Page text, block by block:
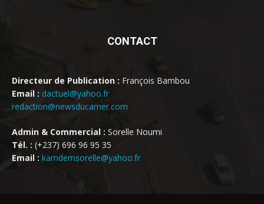
CONTACT
Directeur de Publication : François Bambou
Email : dactuel@yahoo.fr
redaction@newsducamer.com
Admin & Commercial : Sorelle Noumi
Tél. : (+237) 696 96 95 35
Email : kamdemsorelle@yahoo.fr